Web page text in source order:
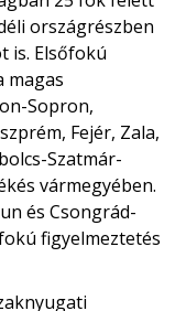
országrészben
is. Elsőfokú
magas
Sopron,
Fejér, Zala,
Szatmár-
vármegyében.
és Csongrád-
figyelmeztetés